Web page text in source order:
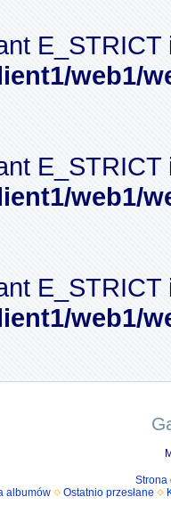
web1/
web1/
web1/
Strona
albumów Ostatnio przesłane